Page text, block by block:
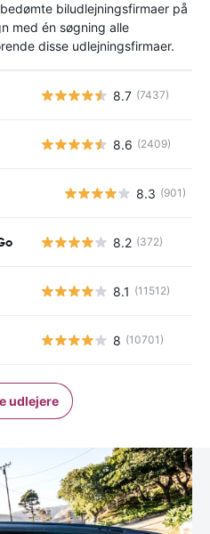
biludlejningsfirmaer på
med én søgning alle
disse udlejningsfirmaer.
8.7 (7437)
8.6 (2409)
8.3 (901)
8.2 (372)
8.1 (11512)
8 (10701)
udlejere